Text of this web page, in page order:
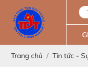
Trang chủ Tin tức -